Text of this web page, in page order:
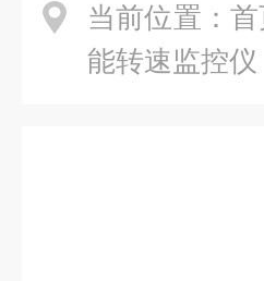
当前位置：
能转速监控仪